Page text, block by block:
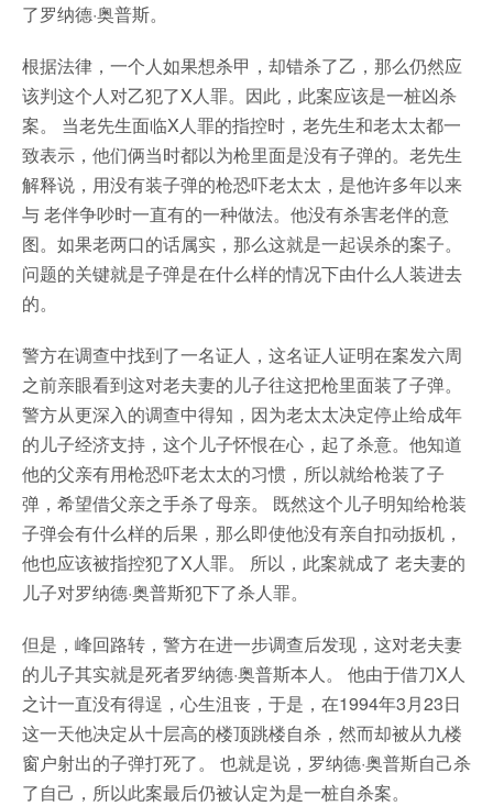
了罗纳德·奥普斯。
根据法律，一个人如果想杀甲，却错杀了乙，那么仍然应
该判这个人对乙犯了X人罪。因此，此案应该是一桩凶杀
案。 当老先生面临X人罪的指控时，老先生和老太太都一
致表示，他们俩当时都以为枪里面是没有子弹的。老先生
解释说，用没有装子弹的枪恐吓老太太，是他许多年以来
与 老伴争吵时一直有的一种做法。他没有杀害老伴的意
图。如果老两口的话属实，那么这就是一起误杀的案子。
问题的关键就是子弹是在什么样的情况下由什么人装进去
的。
警方在调查中找到了一名证人，这名证人证明在案发六周
之前亲眼看到这对老夫妻的儿子往这把枪里面装了子弹。
警方从更深入的调查中得知，因为老太太决定停止给成年
的儿子经济支持，这个儿子怀恨在心，起了杀意。他知道
他的父亲有用枪恐吓老太太的习惯，所以就给枪装了子
弹，希望借父亲之手杀了母亲。 既然这个儿子明知给枪装
子弹会有什么样的后果，那么即使他没有亲自扣动扳机，
他也应该被指控犯了X人罪。 所以，此案就成了 老夫妻的
儿子对罗纳德·奥普斯犯下了杀人罪。
但是，峰回路转，警方在进一步调查后发现，这对老夫妻
的儿子其实就是死者罗纳德·奥普斯本人。 他由于借刀X人
之计一直没有得逞，心生沮丧，于是，在1994年3月23日
这一天他决定从十层高的楼顶跳楼自杀，然而却被从九楼
窗户射出的子弹打死了。 也就是说，罗纳德·奥普斯自己杀
了自己，所以此案最后仍被认定为是一桩自杀案。